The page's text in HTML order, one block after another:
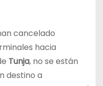
cancelado
hacia
Tunja, no se están
destino a